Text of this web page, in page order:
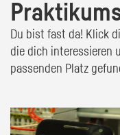
Du bist fast da! Klick
die dich interessieren
passenden Platz